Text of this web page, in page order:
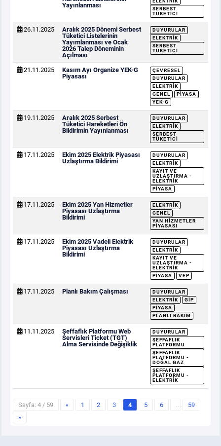
Yayınlanması
SERBEST
TÜKETICI
26.11.2025
Aralık 2025 Dönemi Serbest
Tüketici Listelerinin
Yayımlanması ve Ocak
2026 Talep Döneminin
Açılması
DUYURULAR
ELEKTRIK
SERBEST
TÜKETICI
21.11.2025
Kasım Ayı Organize YEK-G
Piyasası
ÇEVRESEL
DUYURULAR
ELEKTRIK
GENEL
PIYASA
YEK-G
19.11.2025
Aralık 2025 Serbest
Tüketici Hareketleri Ön
Bildirimin Yayınlanması
DUYURULAR
ELEKTRIK
SERBEST
TÜKETICI
17.11.2025
Ekim 2025 Elektrik Piyasası
Uzlaştırma Bildirimi
DUYURULAR
ELEKTRIK
KAYIT VE
UZLAŞTIRMA -
ELEKTRIK
PIYASA
17.11.2025
Ekim 2025 Yan Hizmetler
Piyasası Uzlaştırma
Bildirimi
ELEKTRIK
GENEL
YAN HIZMETLER
PIYASASI
17.11.2025
Ekim 2025 Vadeli Elektrik
Piyasası Uzlaştırma
Bildirimi
DUYURULAR
ELEKTRIK
KAYIT VE
UZLAŞTIRMA -
ELEKTRIK
PIYASA
VEP
17.11.2025 Planlı Bakım Çalışması
DUYURULAR
ELEKTRIK
GİP
PIYASA
PLANLI BAKIM
11.11.2025
Şeffaflık Platformu Web
Servisleri Ticket (TGT)
Alma Servisinde Değişiklik
DUYURULAR
ŞEFFAFLIK
PLATFORMU
ŞEFFAFLIK
PLATFORMU -
DOĞAL GAZ
ŞEFFAFLIK
PLATFORMU -
ELEKTRIK
Sayfa: 4 / 59 « 1 2 3 4 5 6 …
59
»